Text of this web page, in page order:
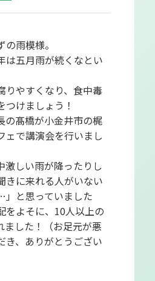
雨模様。
は五月雨が続くなとい
りやすくなり、食中毒
つけましょう！
の髙橋が小金井市の梶
ェで講演会を行いまし
激しい雨が降ったりし
きに来れる人がいない
と思っていました
をよそに、10人以上の
ました！（お足元が悪
き、ありがとうござい